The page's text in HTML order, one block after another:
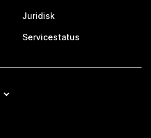
Juridisk
Servicestatus